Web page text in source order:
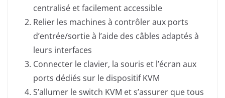
centralisé et facilement accessible
Relier les machines à contrôler aux ports
d’entrée/sortie à l’aide des câbles adaptés à
leurs interfaces
Connecter le clavier, la souris et l’écran aux
ports dédiés sur le dispositif KVM
S’allumer le switch KVM et s’assurer que tous